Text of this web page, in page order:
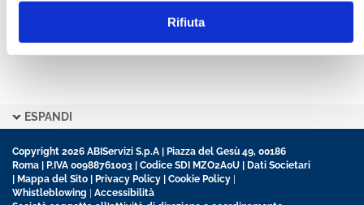
Rifiuta
ESPANDI
Copyright 2026 ABIServizi S.p.A | Piazza del Gesù 49, 00186
Roma | P.IVA 00988761003 | Codice SDI MZO2A0U | Dati Societari
| Mappa del Sito | Privacy Policy | Cookie Policy |
Whistleblowing | Accessibilità